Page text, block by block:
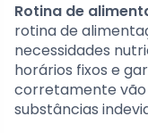
Rotina de
rotina de
necessidades
horários fixos e
corretamente
substâncias